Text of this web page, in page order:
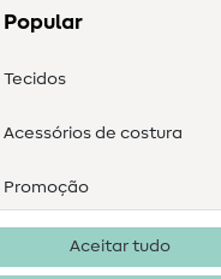
Popular
Tecidos
Acessórios de costura
Promoção
Aceitar tudo